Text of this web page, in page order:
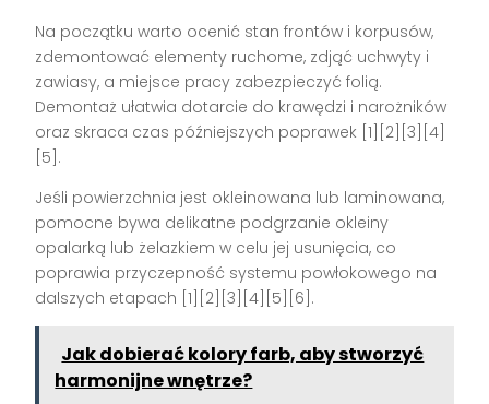
Na początku warto ocenić stan frontów i korpusów,
zdemontować elementy ruchome, zdjąć uchwyty i
zawiasy, a miejsce pracy zabezpieczyć folią.
Demontaż ułatwia dotarcie do krawędzi i narożników
oraz skraca czas późniejszych poprawek [1][2][3][4]
[5].
Jeśli powierzchnia jest okleinowana lub laminowana,
pomocne bywa delikatne podgrzanie okleiny
opalarką lub żelazkiem w celu jej usunięcia, co
poprawia przyczepność systemu powłokowego na
dalszych etapach [1][2][3][4][5][6].
Jak dobierać kolory farb, aby stworzyć
harmonijne wnętrze?